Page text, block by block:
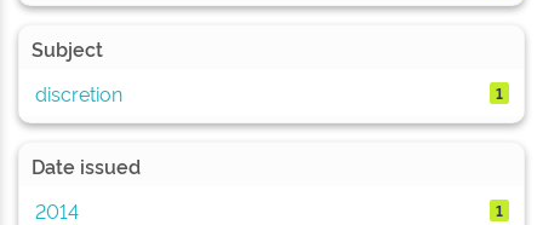
Subject
discretion
1
Date issued
2014
1